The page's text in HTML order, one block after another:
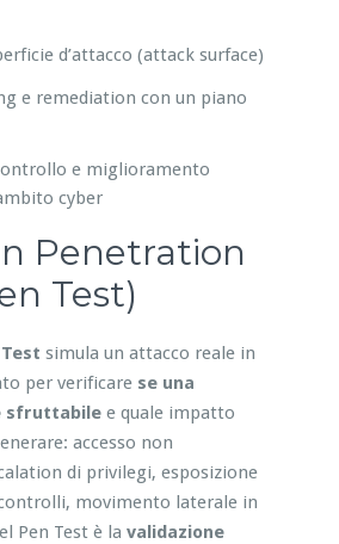
d’attacco (attack surface)
e remediation con un piano
e miglioramento
cyber
Penetration
Test)
simula un attacco reale in
per verificare se una
sfruttabilee quale impatto
accesso non
di privilegi, esposizione
movimento laterale in
Pen Test è la validazione